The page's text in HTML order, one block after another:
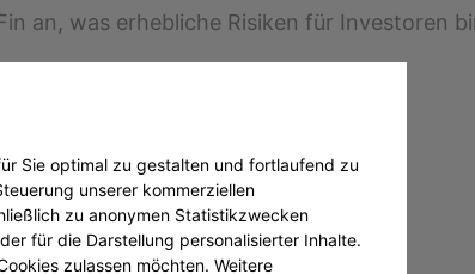
an, was erhebliche Risiken für Investoren
Sie optimal zu gestalten und fortlaufend zu
unserer kommerziellen
zu anonymen Statistikzwecken
für die Darstellung personalisierter Inhalte.
zulassen möchten. Weitere